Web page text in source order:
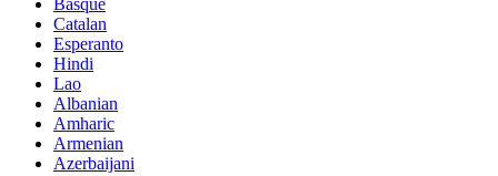
Basque
Catalan
Esperanto
Hindi
Lao
Albanian
Amharic
Armenian
Azerbaijani